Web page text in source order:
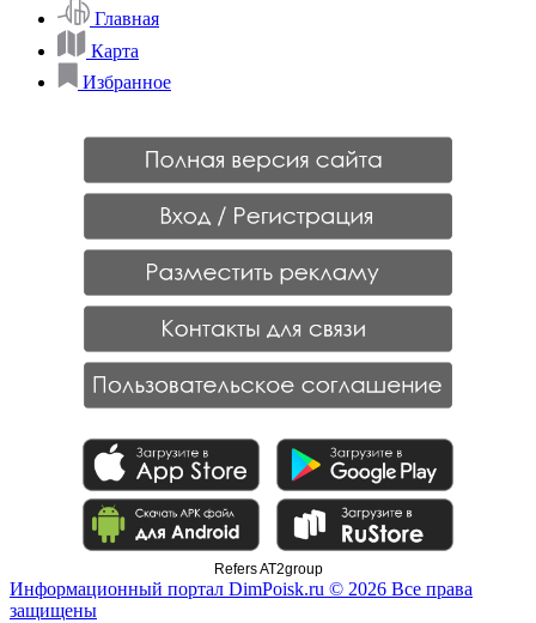
Главная
Карта
Избранное
Refers AT2group
Информационный портал DimPoisk.ru © 2026 Все права
защищены